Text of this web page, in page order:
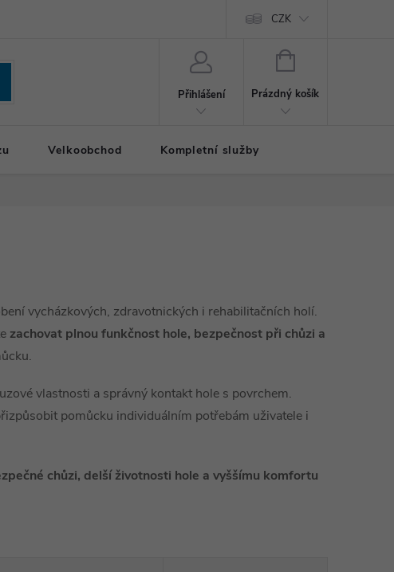
CZK
Přihlášení
NÁKUPNÍ
Prázdný košík
Velkoobchod Kompletní služby
vycházkových, zdravotnických i rehabilitačních holí.
zachovat plnou funkčnost hole, bezpečnost při chůzi a
vlastnosti a správný kontakt hole s povrchem.
pomůcku individuálním potřebám uživatele i
chůzi, delší životnosti hole a vyššímu komfortu